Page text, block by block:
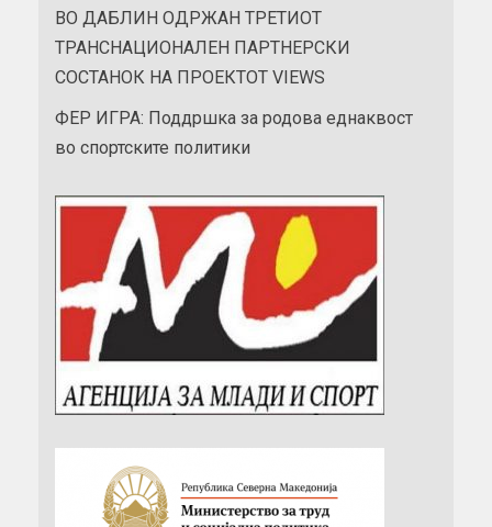
ВО ДАБЛИН ОДРЖАН ТРЕТИОТ
ТРАНСНАЦИОНАЛЕН ПАРТНЕРСКИ
СОСТАНОК НА ПРОЕКТОТ VIEWS
ФЕР ИГРА: Поддршка за родова еднаквост
во спортските политики